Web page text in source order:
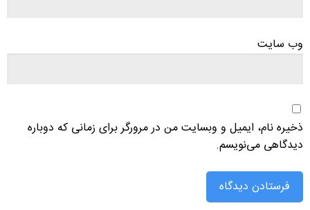
وب‌ سایت
ذخیره نام، ایمیل و وبسایت من در مرورگر برای زمانی که دوباره
دیدگاهی می‌نویسم.